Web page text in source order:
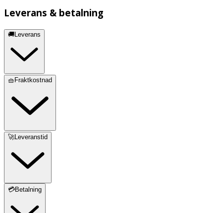
Leverans & betalning
🚚Leverans
🧺Fraktkostnad
🚀Leveranstid
💳Betalning